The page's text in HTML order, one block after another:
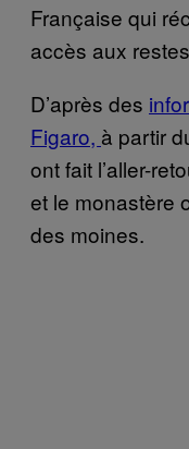
Française qui
accès aux
D’après des
Figaro, à partir
ont fait l’aller-
et le monastère
des moines.